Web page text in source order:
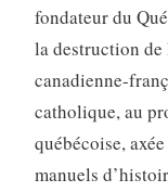
fondateur du
la destruction
canadienne-
catholique, au
québécoise,
manuels